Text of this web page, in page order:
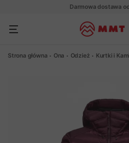
Darmowa dostawa
Strona główna Ona Odzież Kurtki i